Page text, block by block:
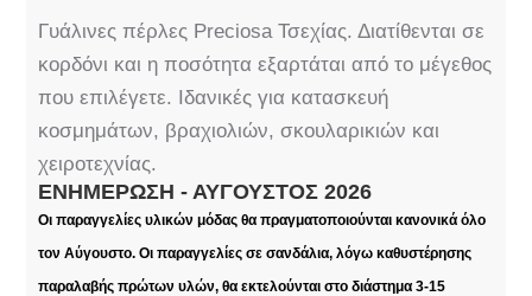
Γυάλινες πέρλες Preciosa Τσεχίας. Διατίθενται σε
κορδόνι και η ποσότητα εξαρτάται από το μέγεθος
που επιλέγετε. Ιδανικές για κατασκευή
κοσμημάτων, βραχιολιών, σκουλαρικιών και
χειροτεχνίας.
ΕΝΗΜΈΡΩΣΗ - ΑΎΓΟΥΣΤΟΣ 2026
Οι παραγγελίες υλικών μόδας θα πραγματοποιούνται κανονικά όλο
τον Αύγουστο. Οι παραγγελίες σε σανδάλια, λόγω καθυστέρησης
παραλαβής πρώτων υλών, θα εκτελούνται στο διάστημα 3-15